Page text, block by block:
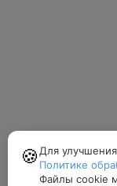
🍪 Для
Политике
Файлы cookie